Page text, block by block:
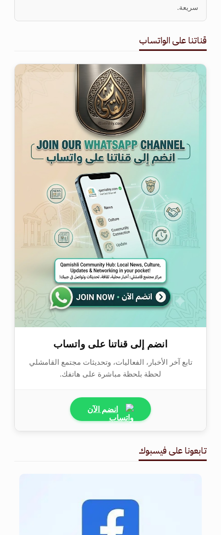
سريعة.
قناتنا على الواتساب
انضم إلى قناتنا على واتساب
تابع آخر الأخبار، الفعاليات، وتحديثات مجتمع القامشلي
لحظة بلحظة مباشرة على هاتفك.
انضم الآن
تابعونا على فيسبوك